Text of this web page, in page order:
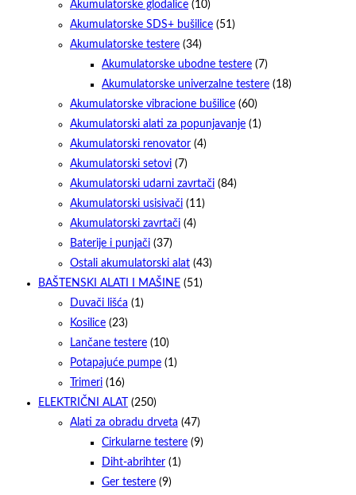
Akumulatorske glodalice (10)
Akumulatorske SDS+ bušilice (51)
Akumulatorske testere (34)
Akumulatorske ubodne testere (7)
Akumulatorske univerzalne testere (18)
Akumulatorske vibracione bušilice (60)
Akumulatorski alati za popunjavanje (1)
Akumulatorski renovator (4)
Akumulatorski setovi (7)
Akumulatorski udarni zavrtači (84)
Akumulatorski usisivači (11)
Akumulatorski zavrtači (4)
Baterije i punjači (37)
Ostali akumulatorski alat (43)
BAŠTENSKI ALATI I MAŠINE (51)
Duvači lišća (1)
Kosilice (23)
Lančane testere (10)
Potapajuće pumpe (1)
Trimeri (16)
ELEKTRIČNI ALAT
(250)
Alati za obradu drveta (47)
Cirkularne testere (9)
Diht-abrihter (1)
Ger testere (9)